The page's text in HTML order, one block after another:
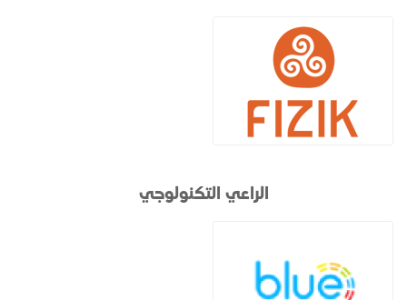
الراعي التكنولوجي